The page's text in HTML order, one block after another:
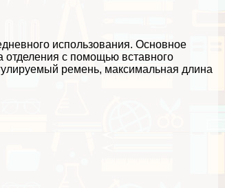
использования. Основное
отделения с помощью вставного
ремень, максимальная длина